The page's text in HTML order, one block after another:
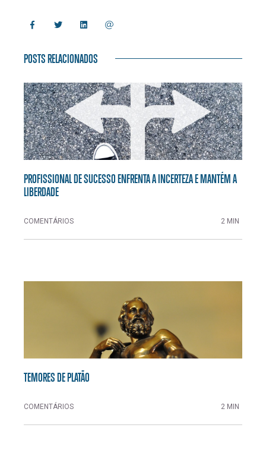
POSTS RELACIONADOS
PROFISSIONAL DE SUCESSO ENFRENTA A INCERTEZA E MANTÉM A
LIBERDADE
COMENTÁRIOS 2 MIN
TEMORES DE PLATÃO
COMENTÁRIOS 2 MIN